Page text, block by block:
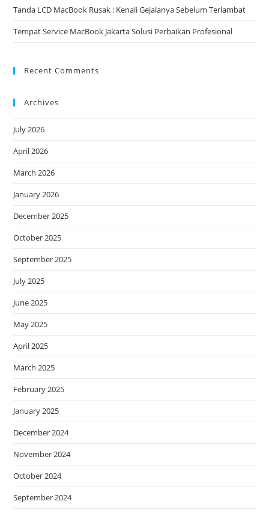
Tanda LCD MacBook Rusak : Kenali Gejalanya Sebelum Terlambat
Tempat Service MacBook Jakarta Solusi Perbaikan Profesional
Recent Comments
Archives
July 2026
April 2026
March 2026
January 2026
December 2025
October 2025
September 2025
July 2025
June 2025
May 2025
April 2025
March 2025
February 2025
January 2025
December 2024
November 2024
October 2024
September 2024